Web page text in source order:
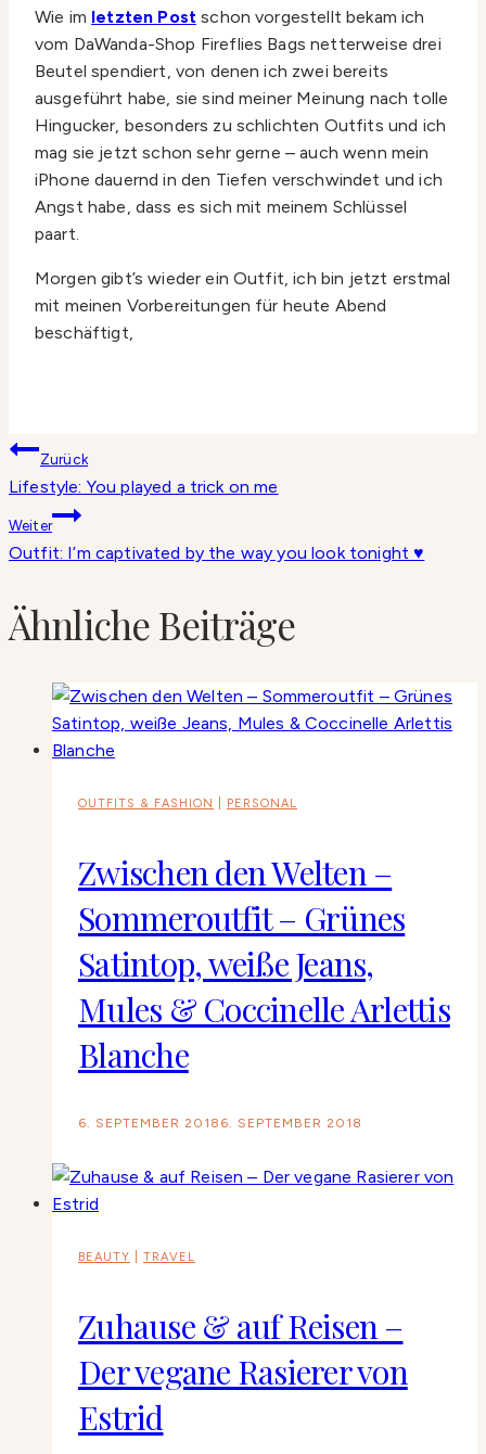
Wie im letzten Post schon vorgestellt bekam ich
vom DaWanda-Shop Fireflies Bags netterweise drei
Beutel spendiert, von denen ich zwei bereits
ausgeführt habe, sie sind meiner Meinung nach tolle
Hingucker, besonders zu schlichten Outfits und ich
mag sie jetzt schon sehr gerne – auch wenn mein
iPhone dauernd in den Tiefen verschwindet und ich
Angst habe, dass es sich mit meinem Schlüssel
paart.
Morgen gibt’s wieder ein Outfit, ich bin jetzt erstmal
mit meinen Vorbereitungen für heute Abend
beschäftigt,
Beitragsnavigation
Zurück
Lifestyle: You played a trick on me
Weiter
Outfit: I’m captivated by the way you look tonight ♥
Ähnliche Beiträge
OUTFITS & FASHION PERSONAL
Zwischen den Welten –
Sommeroutfit – Grünes
Satintop, weiße Jeans,
Mules & Coccinelle Arlettis
Blanche
6. SEPTEMBER 2018 6. SEPTEMBER 2018
BEAUTY TRAVEL
Zuhause & auf Reisen –
Der vegane Rasierer von
Estrid